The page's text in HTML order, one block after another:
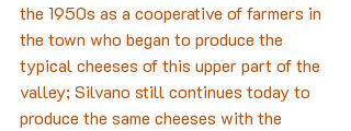
the 1950s as a cooperative of farmers in
the town who began to produce the
typical cheeses of this upper part of the
valley; Silvano still continues today to
produce the same cheeses with the